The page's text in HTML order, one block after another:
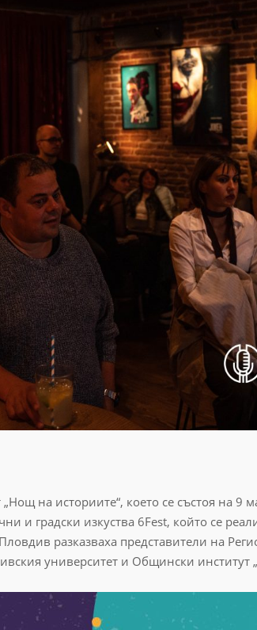
на историите“, което се състоя на 9
и градски изкуства 6Fest, който се
разказваха представители на
университет и Общински институт